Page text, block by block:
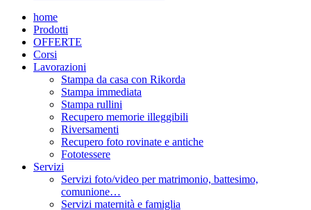
home
Prodotti
OFFERTE
Corsi
Lavorazioni
Stampa da casa con Rikorda
Stampa immediata
Stampa rullini
Recupero memorie illeggibili
Riversamenti
Recupero foto rovinate e antiche
Fototessere
Servizi
Servizi foto/video per matrimonio, battesimo,
comunione…
Servizi maternità e famiglia